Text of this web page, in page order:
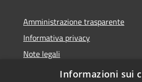
Amministrazione trasparente
Informativa privacy
Note legali
Dichiarazione di accessibilità
Informazioni sui